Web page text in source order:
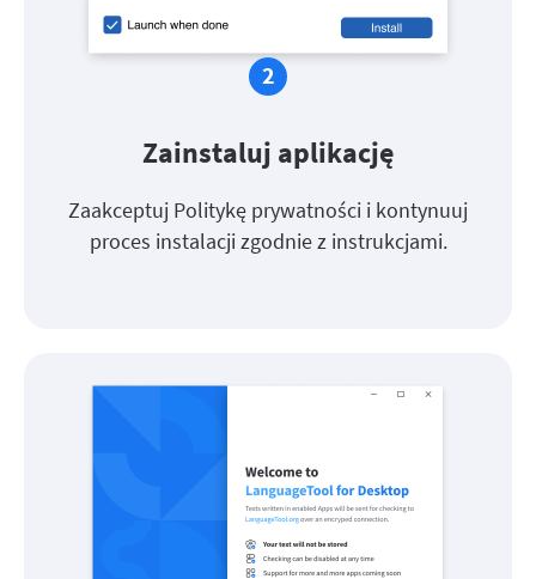
Zainstaluj aplikację
Zaakceptuj Politykę prywatności i kontynuuj
proces instalacji zgodnie z instrukcjami.